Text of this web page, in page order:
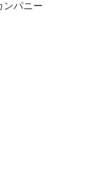
ンパニー